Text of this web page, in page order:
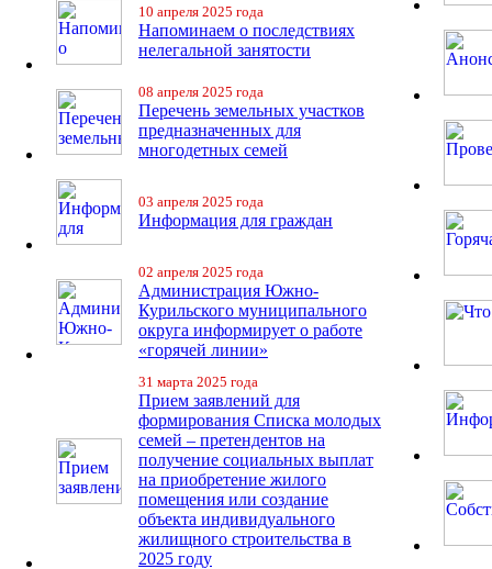
10 апреля 2025 года
Напоминаем о последствиях
нелегальной занятости
08 апреля 2025 года
Перечень земельных участков
предназначенных для
многодетных семей
03 апреля 2025 года
Информация для граждан
02 апреля 2025 года
Администрация Южно-
Курильского муниципального
округа информирует о работе
«горячей линии»
31 марта 2025 года
Прием заявлений для
формирования Списка молодых
семей – претендентов на
получение социальных выплат
на приобретение жилого
помещения или создание
объекта индивидуального
жилищного строительства в
2025 году